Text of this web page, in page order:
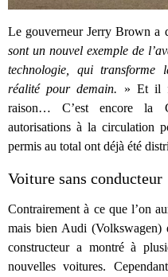
Le gouverneur Jerry Brown a
sont un nouvel exemple de
technologie, qui transforme
réalité pour demain. » Et il
raison… C’est encore la
autorisations à la circulation
permis au total ont déjà été
Voiture sans conducteur
Contrairement à ce que l’on
mais bien Audi
constructeur a montré à
nouvelles voitures.